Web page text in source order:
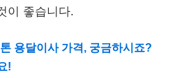
이 좋습니다.
용달이사 가격, 궁금하시죠?
!